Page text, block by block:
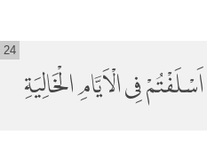
فِى الْاَيَّامِ الْخَالِيَةِ
24